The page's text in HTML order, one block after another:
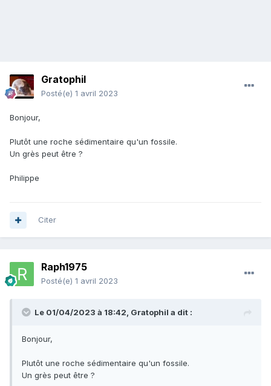
Gratophil
Posté(e) 1 avril 2023
Bonjour,
Plutôt une roche sédimentaire qu'un fossile.
Un grès peut être ?
Philippe
Citer
Raph1975
Posté(e) 1 avril 2023
Le 01/04/2023 à 18:42, Gratophil a dit :
Bonjour,
Plutôt une roche sédimentaire qu'un fossile.
Un grès peut être ?